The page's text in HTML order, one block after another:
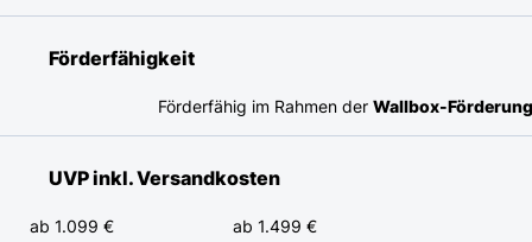
Förderfähigkeit
Förderfähig im Rahmen der Wallbox-
UVP inkl. Versandkosten
ab 1.099 € ab 1.499 €